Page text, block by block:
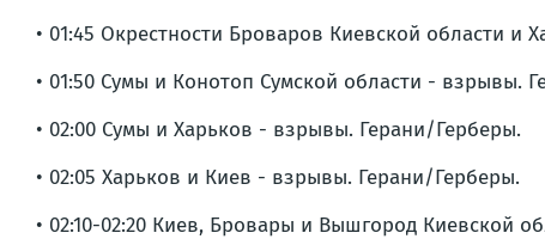
• 01:45 Окрестности Броваров Киевской области и
• 01:50 Сумы и Конотоп Сумской области - взрывы.
• 02:00 Сумы и Харьков - взрывы. Герани/Герберы.
• 02:05 Харьков и Киев - взрывы. Герани/Герберы.
• 02:10-02:20 Киев, Бровары и Вышгород Киевской